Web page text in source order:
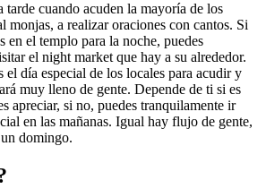
tarde cuando acuden la mayoría de los
monjas, a realizar oraciones con cantos. Si
en el templo para la noche, puedes
el night market que hay a su alrededor.
el día especial de los locales para acudir y
muy lleno de gente. Depende de ti si es
apreciar, si no, puedes tranquilamente ir
en las mañanas. Igual hay flujo de gente,
domingo.